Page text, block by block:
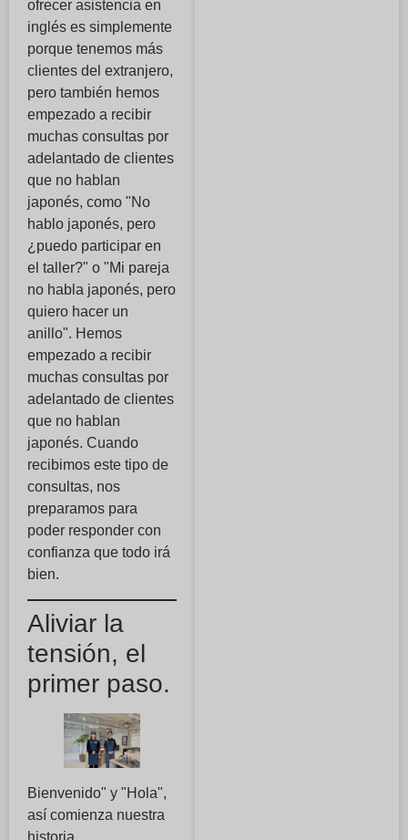
ofrecer asistencia en
inglés es simplemente
porque tenemos más
clientes del extranjero,
pero también hemos
empezado a recibir
muchas consultas por
adelantado de clientes
que no hablan
japonés, como "No
hablo japonés, pero
¿puedo participar en
el taller?" o "Mi pareja
no habla japonés, pero
quiero hacer un
anillo". Hemos
empezado a recibir
muchas consultas por
adelantado de clientes
que no hablan
japonés. Cuando
recibimos este tipo de
consultas, nos
preparamos para
poder responder con
confianza que todo irá
bien.
Aliviar la
tensión, el
primer paso.
Bienvenido" y "Hola",
así comienza nuestra
historia.